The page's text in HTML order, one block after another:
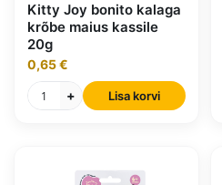
Kitty Joy bonito kalaga
krõbe maius kassile
20g
0,65 €
+
Lisa korvi